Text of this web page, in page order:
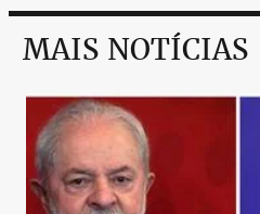
MAIS NOTÍCIAS